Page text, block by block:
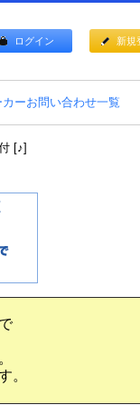
ログイン 新規
カーお問い合わせ一覧
[♪]
。